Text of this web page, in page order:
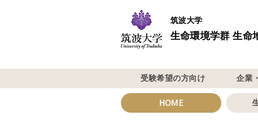
筑波大学
生命環境学群 生命
受験希望の方向け 企業
HOME